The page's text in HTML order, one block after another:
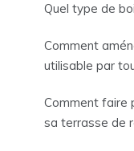
Quel type de
Comment
utilisable par
Comment faire
sa terrasse de